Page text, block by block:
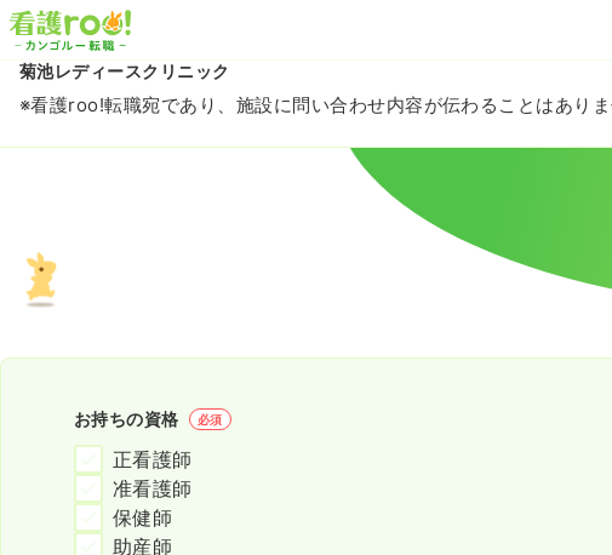
菊池レディースクリニック
※看護roo!転職宛であり、施設に問い合わせ内容が伝わることはあり
お持ちの資格 必須
正看護師
准看護師
保健師
助産師